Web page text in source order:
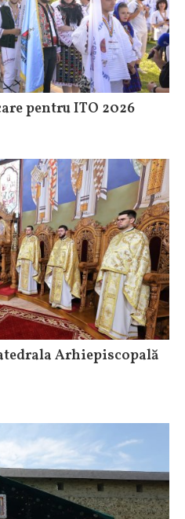
pentru ITO 2026
Arhiepiscopală